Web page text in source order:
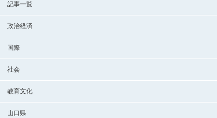
記事一覧
政治経済
国際
社会
教育文化
山口県